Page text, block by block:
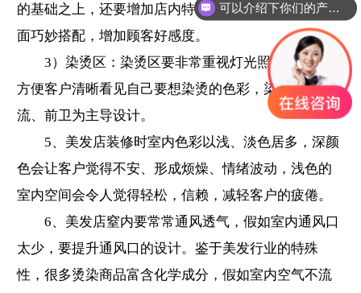
的基础之上，还要增加店内特色设计，通过灯光与镜
面巧妙搭配，增加顾客好感度。
3）染烫区：染烫区要非常重视灯光照明的设计，
方便客户清晰看见自己要想染烫的色彩，染烫区以潮
流、前卫为主导设计。
5、美发店装修时室内色彩以浅、淡色居多，深颜
色会让客户觉得不安、形成烦燥、情绪波动，浅色的
室内空间会令人觉得轻松，信赖，减轻客户的疲倦。
6、美发店窒内要常常通风透气，假如室内通风口
太少，要提升通风口的设计。鉴于美发行业的特殊
性，很多烫染商品富含化学成分，假如室内空气不流
可以介绍下你们的产品么？